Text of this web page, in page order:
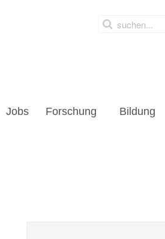
Jobs Forschung Bildung